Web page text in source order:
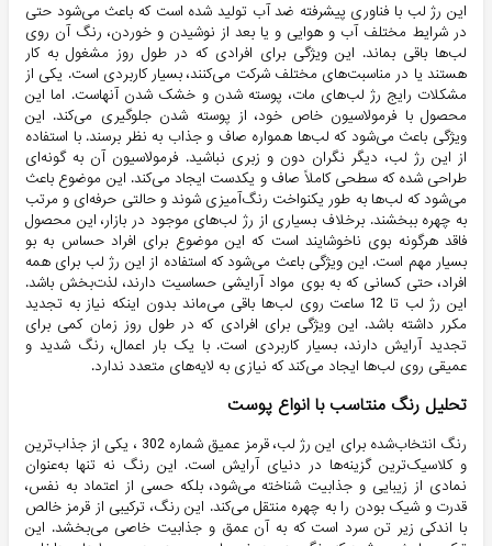
این رژ لب با فناوری پیشرفته ضد آب تولید شده است که باعث می‌شود حتی
در شرایط مختلف آب و هوایی و یا بعد از نوشیدن و خوردن، رنگ آن روی
لب‌ها باقی بماند. این ویژگی برای افرادی که در طول روز مشغول به کار
هستند یا در مناسبت‌های مختلف شرکت می‌کنند، بسیار کاربردی است. یکی از
مشکلات رایج رژ لب‌های مات، پوسته شدن و خشک شدن آنهاست. اما این
محصول با فرمولاسیون خاص خود، از پوسته شدن جلوگیری می‌کند. این
ویژگی باعث می‌شود که لب‌ها همواره صاف و جذاب به نظر برسند. با استفاده
از این رژ لب، دیگر نگران دون و زبری نباشید. فرمولاسیون آن به گونه‌ای
طراحی شده که سطحی کاملاً صاف و یکدست ایجاد می‌کند. این موضوع باعث
می‌شود که لب‌ها به طور یکنواخت رنگ‌آمیزی شوند و حالتی حرفه‌ای و مرتب
به چهره ببخشند. برخلاف بسیاری از رژ لب‌های موجود در بازار، این محصول
فاقد هرگونه بوی ناخوشایند است که این موضوع برای افراد حساس به بو
بسیار مهم است. این ویژگی باعث می‌شود که استفاده از این رژ لب برای همه
افراد، حتی کسانی که به بوی مواد آرایشی حساسیت دارند، لذت‌بخش باشد.
این رژ لب تا 12 ساعت روی لب‌ها باقی می‌ماند بدون اینکه نیاز به تجدید
مکرر داشته باشد. این ویژگی برای افرادی که در طول روز زمان کمی برای
تجدید آرایش دارند، بسیار کاربردی است. با یک بار اعمال، رنگ شدید و
عمیقی روی لب‌ها ایجاد می‌کند که نیازی به لایه‌های متعدد ندارد.
تحلیل رنگ منتاسب با انواع پوست
رنگ انتخاب‌شده برای این رژ لب، قرمز عمیق شماره 302 ، یکی از جذاب‌ترین
و کلاسیک‌ترین گزینه‌ها در دنیای آرایش است. این رنگ نه تنها به‌عنوان
نمادی از زیبایی و جذابیت شناخته می‌شود، بلکه حسی از اعتماد به نفس،
قدرت و شیک بودن را به چهره منتقل می‌کند. این رنگ، ترکیبی از قرمز خالص
با اندکی زیر تن سرد است که به آن عمق و جذابیت خاصی می‌بخشد. این